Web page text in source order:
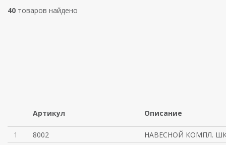
40 товаров найдено
Артикул Описание
1 8002
НАВЕСНОЙ КОМПЛ.